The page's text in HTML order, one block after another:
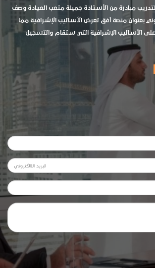
مبادرة من الأستاذة جميلة متعب العيادة وصف
بعنوان منصة أفق لعرض الأساليب الإشرافية مما
الأساليب الإشرافية التي ستقام والتسجيل